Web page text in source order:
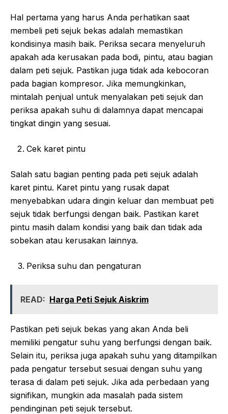
Hal pertama yang harus Anda perhatikan saat
membeli peti sejuk bekas adalah memastikan
kondisinya masih baik. Periksa secara menyeluruh
apakah ada kerusakan pada bodi, pintu, atau bagian
dalam peti sejuk. Pastikan juga tidak ada kebocoran
pada bagian kompresor. Jika memungkinkan,
mintalah penjual untuk menyalakan peti sejuk dan
periksa apakah suhu di dalamnya dapat mencapai
tingkat dingin yang sesuai.
Cek karet pintu
Salah satu bagian penting pada peti sejuk adalah
karet pintu. Karet pintu yang rusak dapat
menyebabkan udara dingin keluar dan membuat peti
sejuk tidak berfungsi dengan baik. Pastikan karet
pintu masih dalam kondisi yang baik dan tidak ada
sobekan atau kerusakan lainnya.
Periksa suhu dan pengaturan
READ: Harga Peti Sejuk Aiskrim
Pastikan peti sejuk bekas yang akan Anda beli
memiliki pengatur suhu yang berfungsi dengan baik.
Selain itu, periksa juga apakah suhu yang ditampilkan
pada pengatur tersebut sesuai dengan suhu yang
terasa di dalam peti sejuk. Jika ada perbedaan yang
signifikan, mungkin ada masalah pada sistem
pendinginan peti sejuk tersebut.